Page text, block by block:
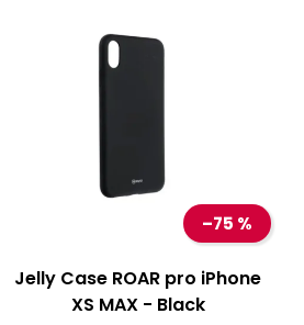
pp
–75 %
Jelly Case ROAR pro iPhone
XS MAX - Black